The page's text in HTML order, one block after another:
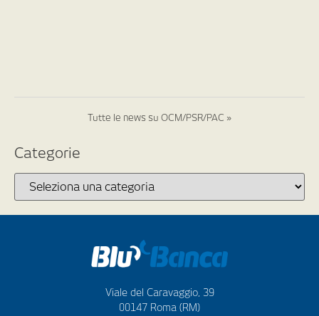
Tutte le news su OCM/PSR/PAC »
Categorie
Viale del Caravaggio, 39
00147 Roma (RM)